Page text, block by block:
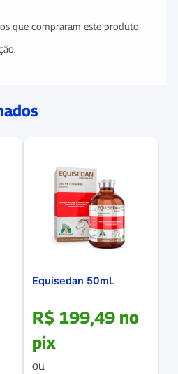
que compraram este produto
Equisedan 50mL
R$ 199,49 no
pix
ou